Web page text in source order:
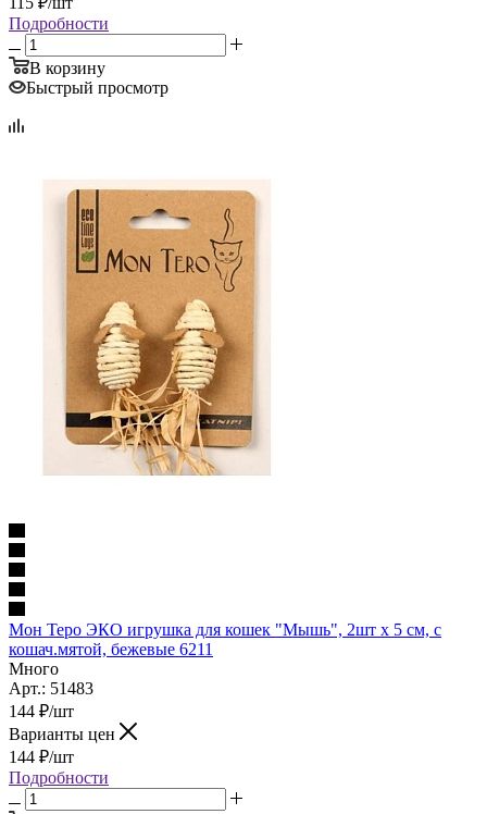
Подробности
В корзину
Быстрый просмотр
Мон Теро ЭКО игрушка для кошек "Мышь", 2шт х 5 см, с
кошач.мятой, бежевые 6211
Много
Арт.: 51483
144 ₽/шт
Варианты цен
144 ₽/шт
Подробности